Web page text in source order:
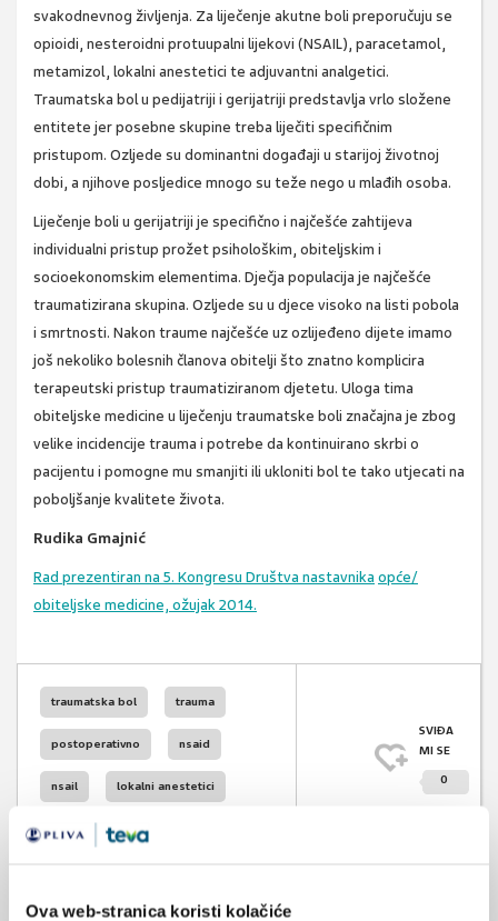
Ova web-stranica koristi kolačiće
svakodnevnog življenja. Za liječenje akutne boli preporučuju se
opioidi, nesteroidni protuupalni lijekovi (NSAIL), paracetamol,
metamizol, lokalni anestetici te adjuvantni analgetici.
Traumatska bol u pedijatriji i gerijatriji predstavlja vrlo složene
entitete jer posebne skupine treba liječiti specifičnim
pristupom. Ozljede su dominantni događaji u starijoj životnoj
dobi, a njihove posljedice mnogo su teže nego u mlađih osoba.
Liječenje boli u gerijatriji je specifično i najčešće zahtijeva
individualni pristup prožet psihološkim, obiteljskim i
socioekonomskim elementima. Dječja populacija je najčešće
traumatizirana skupina. Ozljede su u djece visoko na listi pobola
i smrtnosti. Nakon traume najčešće uz ozlijeđeno dijete imamo
još nekoliko bolesnih članova obitelji što znatno komplicira
terapeutski pristup traumatiziranom djetetu. Uloga tima
obiteljske medicine u liječenju traumatske boli značajna je zbog
velike incidencije trauma i potrebe da kontinuirano skrbi o
pacijentu i pomogne mu smanjiti ili ukloniti bol te tako utjecati na
poboljšanje kvalitete života.
Rudika Gmajnić
Rad prezentiran na 5. Kongresu Društva nastavnika opće/
obiteljske medicine, ožujak 2014.
traumatska bol trauma
postoperativno nsaid
nsail lokalni anestetici
pedijatrija
SVIĐA
MI SE
0